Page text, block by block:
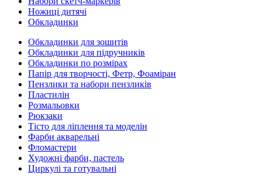
Ножиці дитячі
Обкладинки
Обкладинки для зошитів
Обкладинки для підручників
Обкладинки по розмірах
Папір для творчості, Фетр, Фоаміран
Пензлики та набори пензликів
Пластилін
Розмальовки
Рюкзаки
Тісто для ліплення та моделін
Фарби акварельні
Фломастери
Художні фарби, пастель
Циркулі та готувальні